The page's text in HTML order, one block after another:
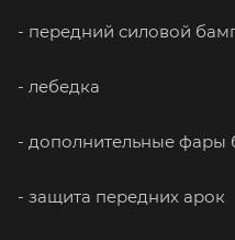
- передний силовой
- лебедка
- дополнительные фары
- защита передних арок